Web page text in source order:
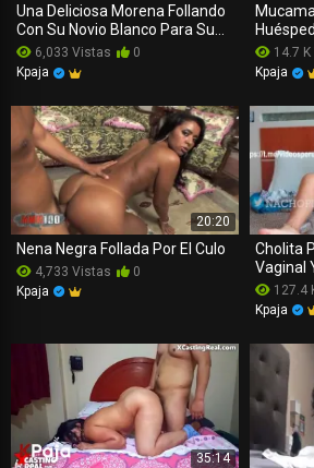
Una Deliciosa Morena Follando
Con Su Novio Blanco Para Su
OnlyFans
6,033 Vistas
0
Kpaja
Huésped
14.7
Kpaja
20:20
Nena Negra Follada Por El Culo
4,733 Vistas
0
Kpaja
Cholita
Vaginal
127.4
Kpaja
35:14